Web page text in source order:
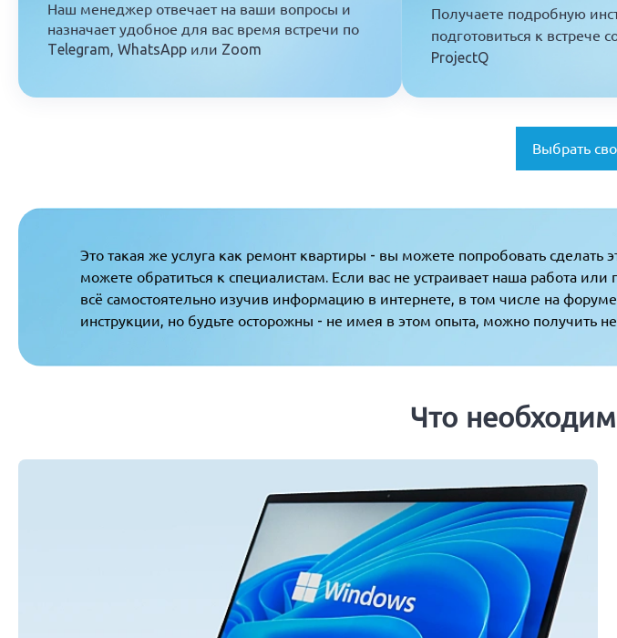
Наш менеджер отвечает на ваши вопросы и
назначает удобное для вас время встречи по
Telegram, WhatsApp или Zoom
Получаете подробную
подготовиться к встрече
ProjectQ
Выбрать
Это такая же услуга как ремонт квартиры - вы можете попробовать сделать
можете обратиться к специалистам. Если вас не устраивает наша работа
всё самостоятельно изучив информацию в интернете, в том числе на
инструкции, но будьте осторожны - не имея в этом опыта, можно получить
Что